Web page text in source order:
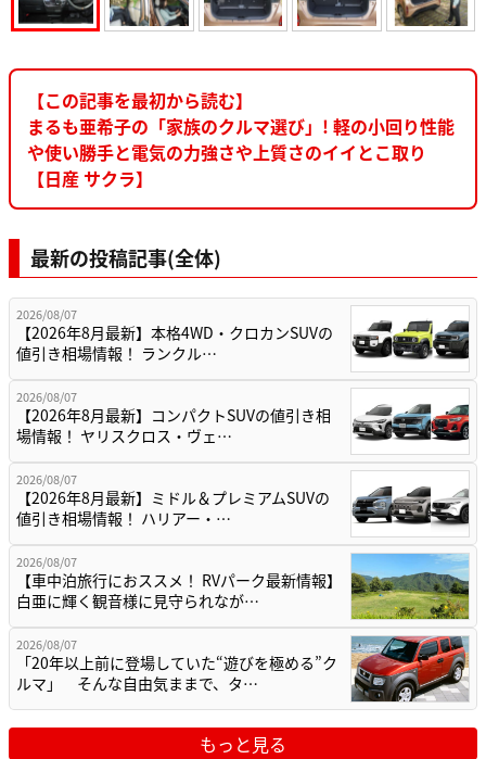
【この記事を最初から読む】
まるも亜希子の「家族のクルマ選び」! 軽の小回り性能
や使い勝手と電気の力強さや上質さのイイとこ取り
【日産 サクラ】
最新の投稿記事(全体)
2026/08/07
【2026年8月最新】本格4WD・クロカンSUVの
値引き相場情報！ ランクル…
2026/08/07
【2026年8月最新】コンパクトSUVの値引き相
場情報！ ヤリスクロス・ヴェ…
2026/08/07
【2026年8月最新】ミドル＆プレミアムSUVの
値引き相場情報！ ハリアー・…
2026/08/07
【車中泊旅行におススメ！ RVパーク最新情報】
白亜に輝く観音様に見守られなが…
2026/08/07
「20年以上前に登場していた“遊びを極める”ク
ルマ」 そんな自由気ままで、タ…
もっと見る